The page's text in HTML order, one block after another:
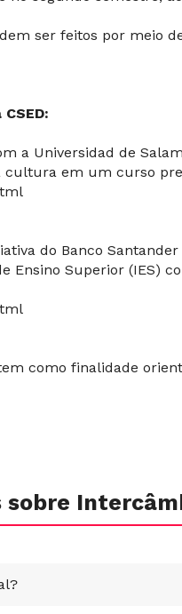
ser feitos por meio
a Universidad de
em um curso
do Banco
Ensino Superior (IES)
como finalidade
sobre